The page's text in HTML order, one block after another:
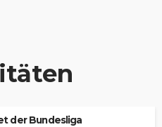
der Bundesliga